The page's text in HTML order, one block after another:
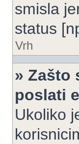
smisla
status
Vrh
» Zašto
poslati
Ukoliko